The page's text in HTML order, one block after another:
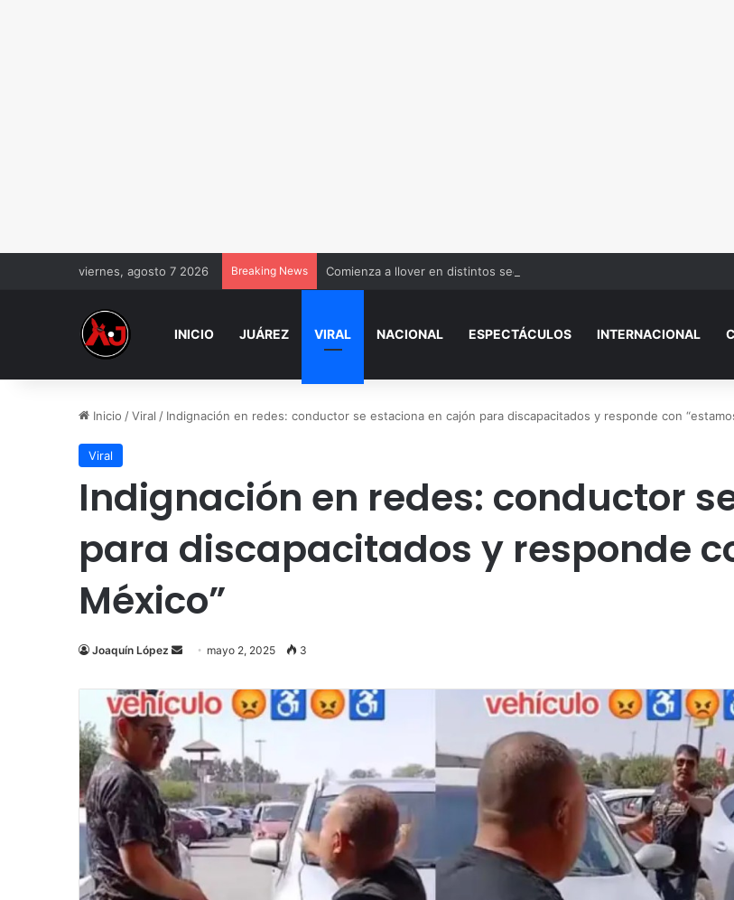
viernes, agosto 7 2026 Breaking News Comienza a llover en distintos sectores de Juárez
INICIO JUÁREZ VIRAL NACIONAL ESPECTÁCULOS INTERNACIONAL
Inicio /Viral / Indignación en redes: conductor se estaciona en cajón para discapacitados y responde con
Viral
Indignación en redes: conductor
para discapacitados y responde
México”
Joaquín López
Send
email
mayo 2, 2025 3